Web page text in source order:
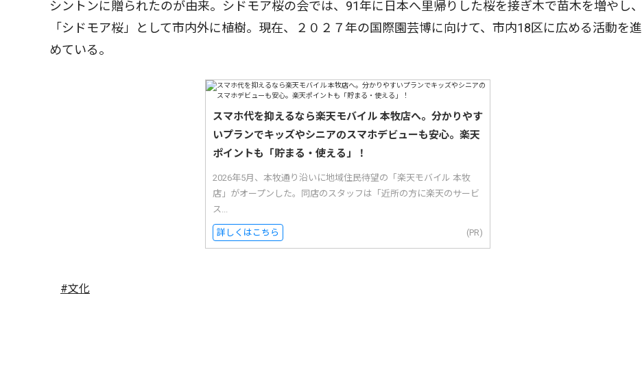
シントンに贈られたのが由来。シドモア桜の会では、91年に日本へ里帰りした桜を接ぎ木で苗木を増やし、
「シドモア桜」として市内外に植樹。現在、２０２７年の国際園芸博に向けて、市内18区に広める活動を進
めている。
スマホ代を抑えるなら楽天モバイル 本牧店へ。分かりやす
いプランでキッズやシニアのスマホデビューも安心。楽天
ポイントも「貯まる・使える」！
2026年5月、本牧通り沿いに地域住民待望の「楽天モバイル 本牧
店」がオープンした。同店のスタッフは「近所の方に楽天のサービ
ス...
詳しくはこちら (PR)
#文化